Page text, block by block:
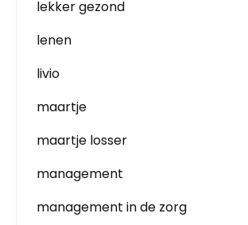
lekker gezond
lenen
livio
maartje
maartje losser
management
management in de zorg